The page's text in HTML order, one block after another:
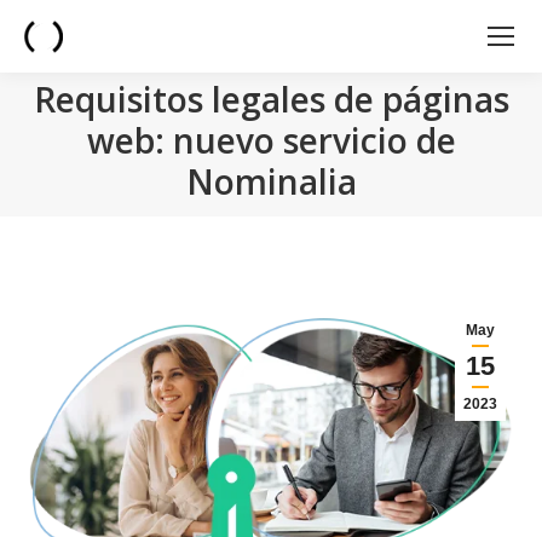
Requisitos legales de páginas
web: nuevo servicio de
Nominalia
May
15
2023